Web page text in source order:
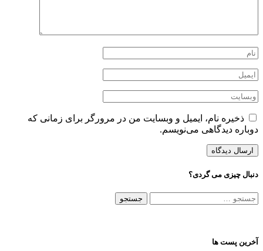
ذخیره نام، ایمیل و وبسایت من در مرورگر برای زمانی که
دیدگاهی می‌نویسم.
چیزی می گردی؟
پست ها